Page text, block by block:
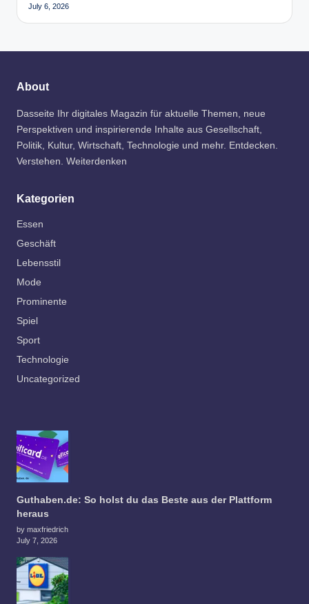
July 6, 2026
About
Dasseite Ihr digitales Magazin für aktuelle Themen, neue
Perspektiven und inspirierende Inhalte aus Gesellschaft,
Politik, Kultur, Wirtschaft, Technologie und mehr. Entdecken.
Verstehen. Weiterdenken
Kategorien
Essen
Geschäft
Lebensstil
Mode
Prominente
Spiel
Sport
Technologie
Uncategorized
Guthaben.de: So holst du das Beste aus der Plattform
heraus
by maxfriedrich
July 7, 2026